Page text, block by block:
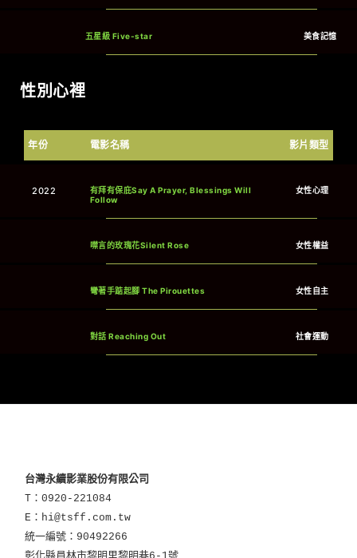
五星級 Five-star 美食記憶
性別心裡
年份 電影名稱 影片類型
2022
有拜有保庇Say A Prayer, Blessings Will
Follow
女性心理
噤言的玫瑰花Silent Rose 女性權益
彎著手踮起腳The Pirouettes 女性自主
對話 Reaching Out 社會運動
台灣永續影業股份有限公司
T：0920-221084
E：hi@tsff.com.tw
統一編號：90492266